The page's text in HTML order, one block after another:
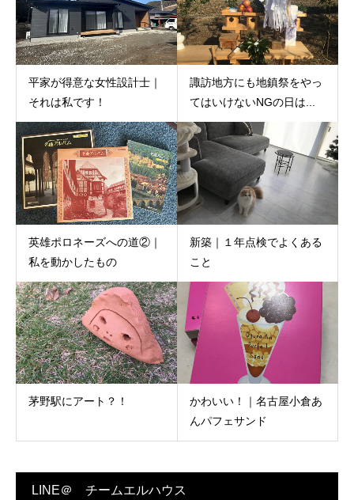
平家が得意な女性設計士｜
それは私です！
諏訪地方にも地鎮祭をやっ
てはいけないNGの日は...
英雄ポロネーズへの道②｜
私を動かしたもの
新築｜１年点検でよくある
こと
茅野駅にアート？！
かわいい！｜名古屋小倉あ
んパフェサンド
LINE＠ チームエルハウス